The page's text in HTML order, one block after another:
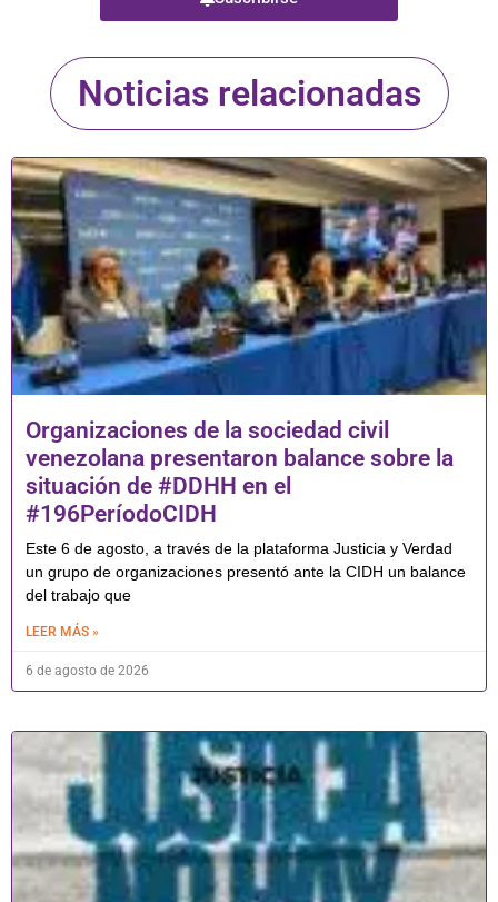
Noticias relacionadas
Organizaciones de la sociedad civil
venezolana presentaron balance sobre la
situación de #DDHH en el
#196PeríodoCIDH
Este 6 de agosto, a través de la plataforma Justicia y Verdad
un grupo de organizaciones presentó ante la CIDH un balance
del trabajo que
LEER MÁS »
6 de agosto de 2026